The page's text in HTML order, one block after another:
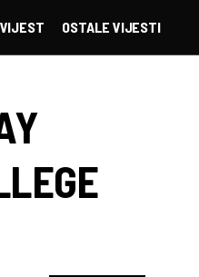
OSTALE VIJESTI